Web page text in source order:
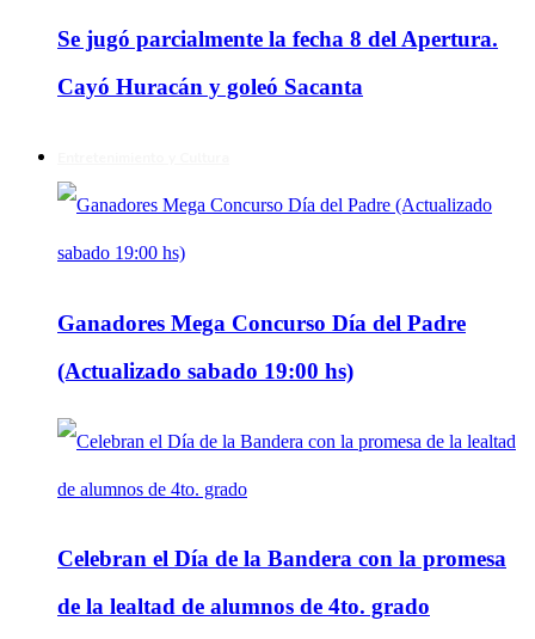
Se jugó parcialmente la fecha 8 del Apertura.
Cayó Huracán y goleó Sacanta
Ganadores Mega Concurso Día del Padre
(Actualizado sabado 19:00 hs)
Celebran el Día de la Bandera con la promesa
de la lealtad de alumnos de 4to. grado